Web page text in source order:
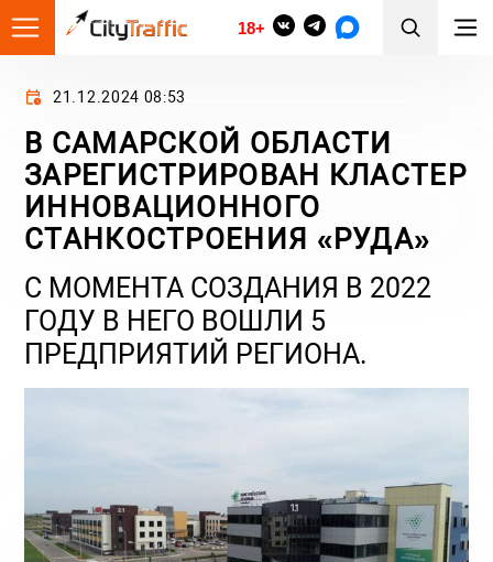
18+
21.12.2024 08:53
В САМАРСКОЙ ОБЛАСТИ
ЗАРЕГИСТРИРОВАН КЛАСТЕР
ИННОВАЦИОННОГО
СТАНКОСТРОЕНИЯ «РУДА»
С МОМЕНТА СОЗДАНИЯ В 2022
ГОДУ В НЕГО ВОШЛИ 5
ПРЕДПРИЯТИЙ РЕГИОНА.